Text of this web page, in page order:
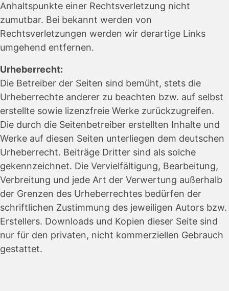
Anhaltspunkte einer Rechtsverletzung nicht
zumutbar. Bei bekannt werden von
Rechtsverletzungen werden wir derartige Links
umgehend entfernen.
Urheberrecht:
Die Betreiber der Seiten sind bemüht, stets die
Urheberrechte anderer zu beachten bzw. auf selbst
erstellte sowie lizenzfreie Werke zurückzugreifen.
Die durch die Seitenbetreiber erstellten Inhalte und
Werke auf diesen Seiten unterliegen dem deutschen
Urheberrecht. Beiträge Dritter sind als solche
gekennzeichnet. Die Vervielfältigung, Bearbeitung,
Verbreitung und jede Art der Verwertung außerhalb
der Grenzen des Urheberrechtes bedürfen der
schriftlichen Zustimmung des jeweiligen Autors bzw.
Erstellers. Downloads und Kopien dieser Seite sind
nur für den privaten, nicht kommerziellen Gebrauch
gestattet.